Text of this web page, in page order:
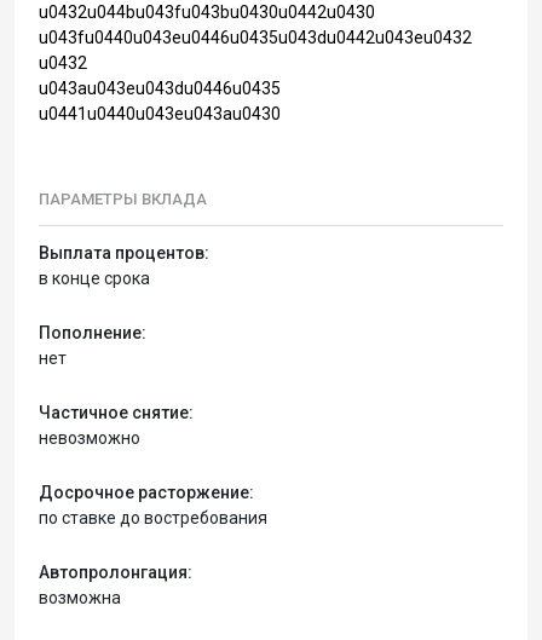
u0432u044bu043fu043bu0430u0442u0430
u043fu0440u043eu0446u0435u043du0442u043eu0432
u0432
u043au043eu043du0446u0435
u0441u0440u043eu043au0430
ПАРАМЕТРЫ ВКЛАДА
Выплата процентов:
в конце срока
Пополнение:
нет
Частичное снятие:
невозможно
Досрочное расторжение:
по ставке до востребования
Автопролонгация:
возможна